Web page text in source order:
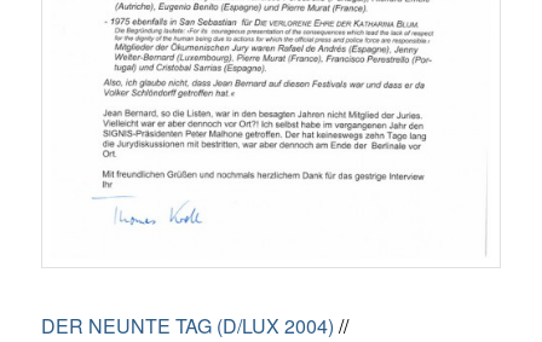
DER NEUNTE TAG (D/LUX 2004) //